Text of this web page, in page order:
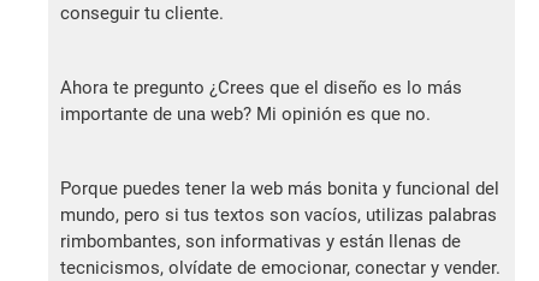
conseguir tu cliente.
Ahora te pregunto ¿Crees que el diseño es lo más
importante de una web? Mi opinión es que no.
Porque puedes tener la web más bonita y funcional del
mundo, pero si tus textos son vacíos, utilizas palabras
rimbombantes, son informativas y están llenas de
tecnicismos, olvídate de emocionar, conectar y vender.